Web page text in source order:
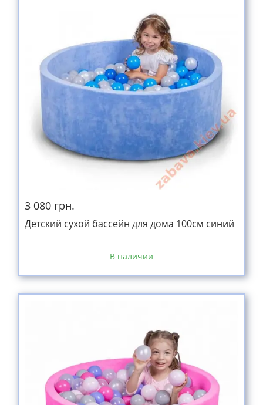
3 080 грн.
Детский сухой бассейн для дома 100см синий
В наличии